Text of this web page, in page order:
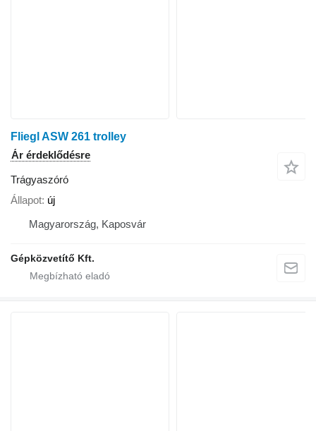
Fliegl ASW 261 trolley
Ár érdeklődésre
Trágyaszóró
Állapot új
Magyarország, Kaposvár
Gépközvetítő Kft.